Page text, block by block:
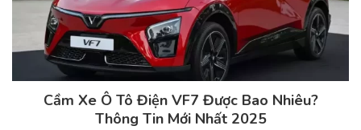
Cầm Xe Ô Tô Điện VF7 Được Bao Nhiêu?
Thông Tin Mới Nhất 2025